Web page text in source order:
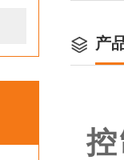
产